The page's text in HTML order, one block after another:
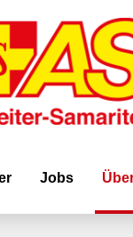
Jobs